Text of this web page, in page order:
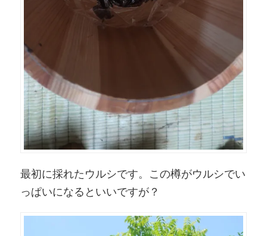
最初に採れたウルシです。この樽がウルシでい
っぱいになるといいですが？